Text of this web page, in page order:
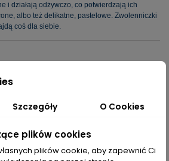
i działają odżywczo, co potwierdzają ich
albo też delikatne, pastelowe. Zwolenniczki
coś dla siebie.

Szczegóły O Cookies
plików cookies
plików cookie, aby zapewnić Ci